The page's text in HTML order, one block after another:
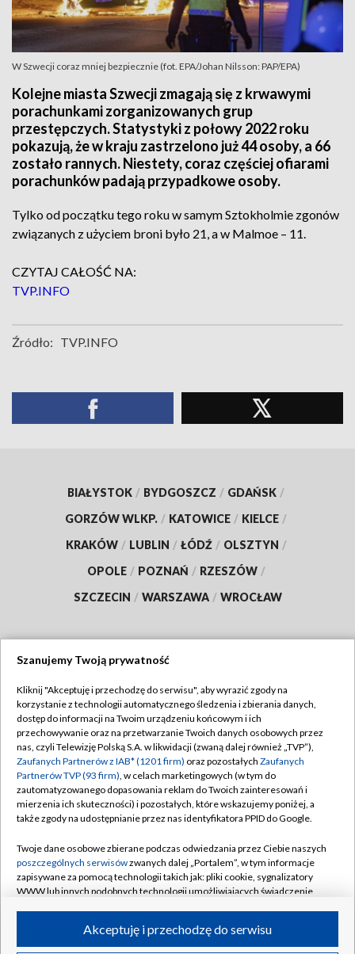
W Szwecji coraz mniej bezpiecznie (fot. EPA/Johan Nilsson: PAP/EPA)
Kolejne miasta Szwecji zmagają się z krwawymi
porachunkami zorganizowanych grup
przestępczych. Statystyki z połowy 2022 roku
pokazują, że w kraju zastrzelono już 44 osoby, a 66
zostało rannych. Niestety, coraz częściej ofiarami
porachunków padają przypadkowe osoby.
Tylko od początku tego roku w samym Sztokholmie zgonów
związanych z użyciem broni było 21, a w Malmoe – 11.
CZYTAJ CAŁOŚĆ NA:
TVP.INFO
Źródło: TVP.INFO
BIAŁYSTOK / BYDGOSZCZ / GDAŃSK /
GORZÓW WLKP. / KATOWICE / KIELCE /
KRAKÓW / LUBLIN / ŁÓDŹ / OLSZTYN /
OPOLE / POZNAŃ / RZESZÓW /
SZCZECIN / WARSZAWA / WROCŁAW
TVP
Abonament TVP
Emisja w TVP
Centrum informacji TVP
Naziemna Telewizja Cyfrowa
Rada Programowa
System NOS
Informacje o nadawcy
Program dla prasy
Regulamin TVP
Polityka prywatności
Moje zgody
Pomoc
Kontakt
Kanały
Szanujemy Twoją prywatność
Kliknij "Akceptuję i przechodzę do serwisu", aby wyrazić zgody na
korzystanie z technologii automatycznego śledzenia i zbierania danych,
dostęp do informacji na Twoim urządzeniu końcowym i ich
przechowywanie oraz na przetwarzanie Twoich danych osobowych przez
nas, czyli Telewizję Polską S.A. w likwidacji (zwaną dalej również „TVP”),
Zaufanych Partnerów z IAB* (1201 firm) oraz pozostałych Zaufanych
Partnerów TVP (93 firm), w celach marketingowych (w tym do
zautomatyzowanego dopasowania reklam do Twoich zainteresowań i
mierzenia ich skuteczności) i pozostałych, które wskazujemy poniżej, a
także zgody na udostępnianie przez nas identyfikatora PPID do Google.
Twoje dane osobowe zbierane podczas odwiedzania przez Ciebie naszych
poszczególnych serwisówzwanych dalej „Portalem”, w tym informacje
zapisywane za pomocą technologii takich jak: pliki cookie, sygnalizatory
WWW lub innych podobnych technologii umożliwiających świadczenie
ruchu w Internecie.Akceptuję i przechodzę do serwisu